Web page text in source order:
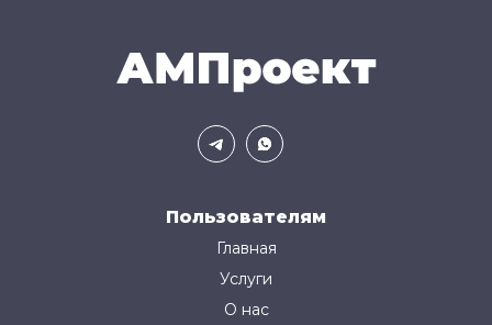
Пользователям
Главная
Услуги
О нас